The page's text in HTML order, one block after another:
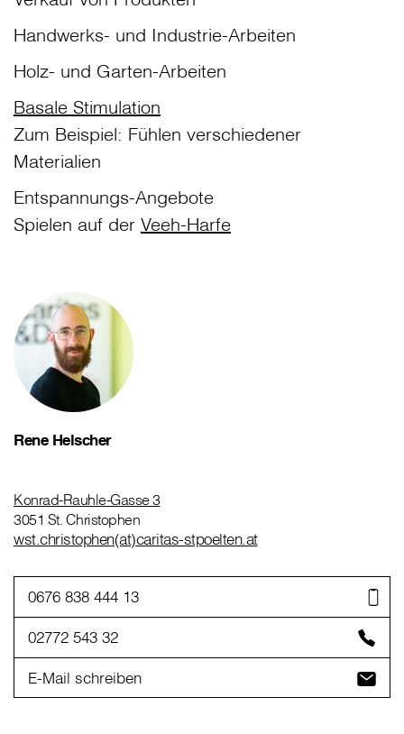
Handwerks- und Industrie-Arbeiten
Holz- und Garten-Arbeiten
Basale Stimulation
Zum Beispiel: Fühlen verschiedener
Materialien
Entspannungs-Angebote
Spielen auf der Veeh-Harfe
Rene Helscher
Konrad-Rauhle-Gasse 3
3051 St. Christophen
wst.christophen(at)caritas-stpoelten.at
0676 838 444 13
02772 543 32
E-Mail schreiben